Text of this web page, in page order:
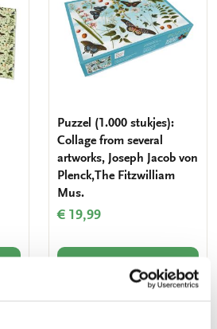
verlanglijst
Puzzel (1.000 stukjes):
Collage from several
artworks, Joseph Jacob von
Plenck,The Fitzwilliam
Mus.
€ 19,99